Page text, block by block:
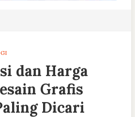
dan Harga
Grafis
Dicari